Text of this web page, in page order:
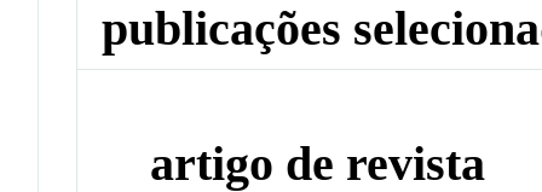
publicações
artigo de revista